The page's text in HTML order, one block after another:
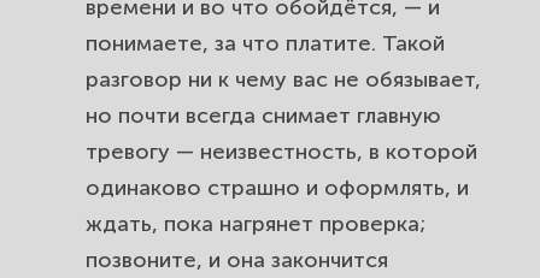
времени и во что обойдётся, — и
понимаете, за что платите. Такой
разговор ни к чему вас не обязывает,
но почти всегда снимает главную
тревогу — неизвестность, в которой
одинаково страшно и оформлять, и
ждать, пока нагрянет проверка;
позвоните, и она закончится